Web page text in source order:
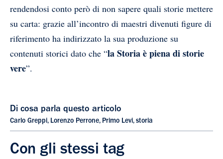
rendendosi conto però di non sapere quali storie mettere
su carta: grazie all’incontro di maestri divenuti figure di
riferimento ha indirizzato la sua produzione su
contenuti storici dato che “la Storia è piena di storie
vere”.
Di cosa parla questo articolo
Carlo Greppi, Lorenzo Perrone, Primo Levi, storia
Con gli stessi tag